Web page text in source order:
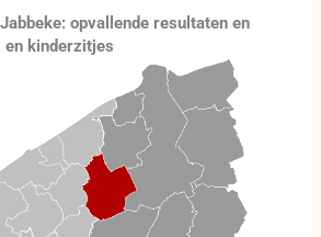
opvallende resultaten en
en kinderzitjes